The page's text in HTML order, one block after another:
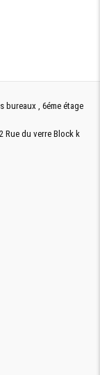
bureaux , 6éme étage
Rue du verre Block k